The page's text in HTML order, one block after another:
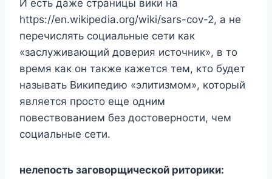
И есть даже страницы вики на
https://en.wikipedia.org/wiki/sars-cov-2, а не
перечислять социальные сети как
«заслуживающий доверия источник», в то
время как он также кажется тем, кто будет
называть Википедию «элитизмом», который
является просто еще одним
повествованием без достоверности, чем
социальные сети.
нелепость заговорщической риторики: